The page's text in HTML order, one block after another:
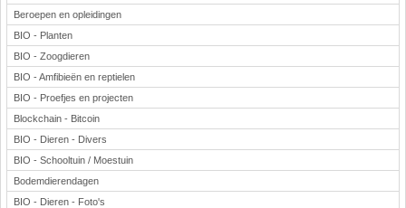
Beroepen en opleidingen
BIO - Planten
BIO - Zoogdieren
BIO - Amfibieën en reptielen
BIO - Proefjes en projecten
Blockchain - Bitcoin
BIO - Dieren - Divers
BIO - Schooltuin / Moestuin
Bodemdierendagen
BIO - Dieren - Foto's